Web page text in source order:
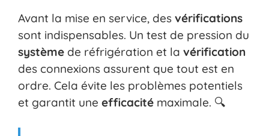
Avant la mise en service, des vérifications
sont indispensables. Un test de pression du
système de réfrigération et la vérification
des connexions assurent que tout est en
ordre. Cela évite les problèmes potentiels
et garantit une efficacité maximale. 🔍